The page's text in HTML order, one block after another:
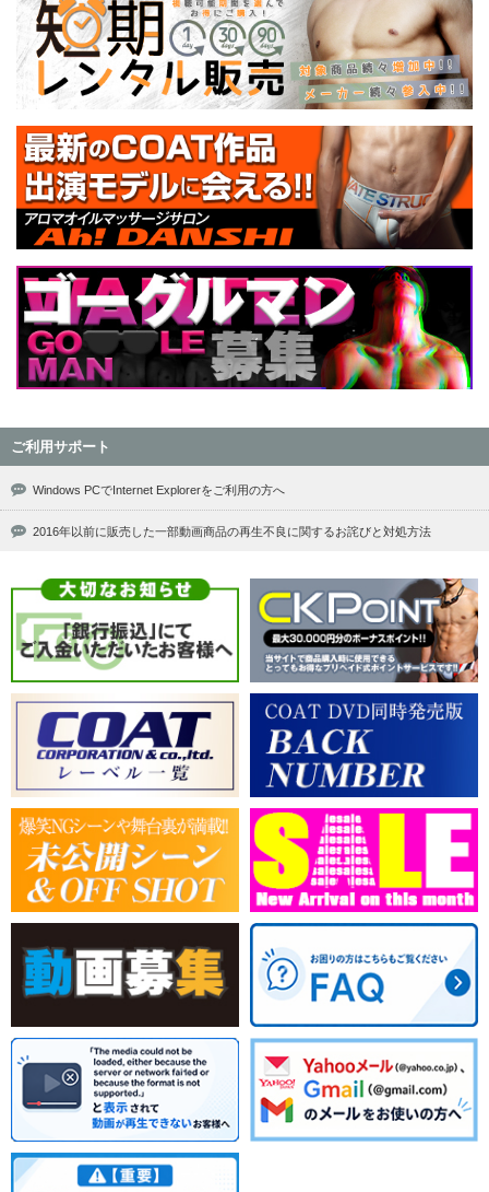
ご利用サポート
Windows PCでInternet Explorerをご利用の方へ
2016年以前に販売した一部動画商品の再生不良に関するお詫びと対処方法